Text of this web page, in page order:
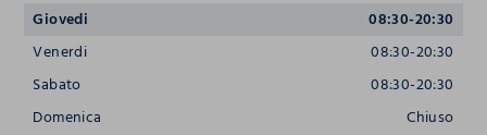
Giovedi
08:30-20:30
Venerdi
08:30-20:30
Sabato
08:30-20:30
Domenica
Chiuso